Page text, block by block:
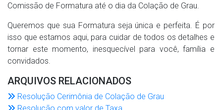
Comissão de Formatura até o dia da Colação de Grau.
Queremos que sua Formatura seja única e perfeita. É por
isso que estamos aqui, para cuidar de todos os detalhes e
tornar este momento, inesquecível para você, família e
convidados.
ARQUIVOS RELACIONADOS
Resolução Cerimônia de Colação de Grau